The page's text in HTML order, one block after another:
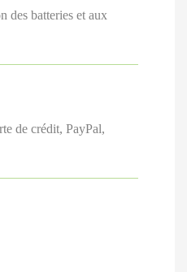
des batteries et aux
de crédit, PayPal,